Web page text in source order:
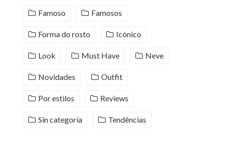
Famoso Famosos
Forma do rosto Icónico
Look Must Have Neve
Novidades Outfit
Por estilos Reviews
Sin categoría Tendências